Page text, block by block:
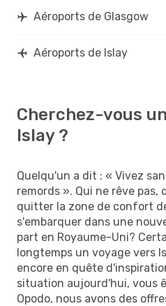
Aéroports de Glasgow
Aéroports de Islay
Cherchez-vous
Islay ?
Quelqu'un a dit : « Vivez
remords ». Qui ne rêve pas,
quitter la zone de confort
s'embarquer dans une
part en Royaume-Uni?
longtemps un voyage vers
encore en quête
situation aujourd'hui, vous
Opodo, nous avons des